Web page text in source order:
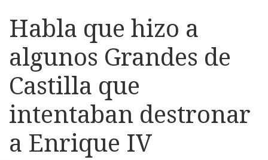
Habla que hizo a
algunos Grandes de
Castilla que
intentaban destronar
a Enrique IV